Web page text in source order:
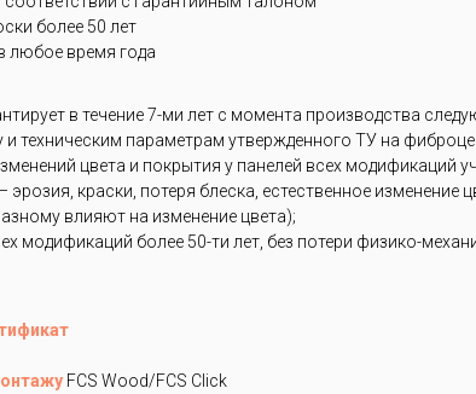
более 50 лет
любое время года
в течение 7-ми лет с момента производства
и техническим параметрам утвержденного ТУ на
цвета и покрытия у панелей всех
краски, потеря блеска, естественное
влияют на изменение цвета);
модификаций более 50-ти лет, без потери физико-
FCS Wood/FCS Click